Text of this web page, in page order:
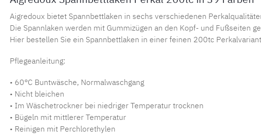
Aigredoux bietet Spannbettlaken in sechs verschiedenen
Die Spannlaken werden mit Gummizügen an den Kopf- und Fußseiten
Hier bestellen Sie ein Spannbettlaken in einer feinen 200tc
Pflegeanleitung:
• 60°C Buntwäsche, Normalwaschgang
• Nicht bleichen
• Im Wäschetrockner bei niedriger Temperatur trocknen
• Bügeln mit mittlerer Temperatur
• Reinigen mit Perchlorethylen